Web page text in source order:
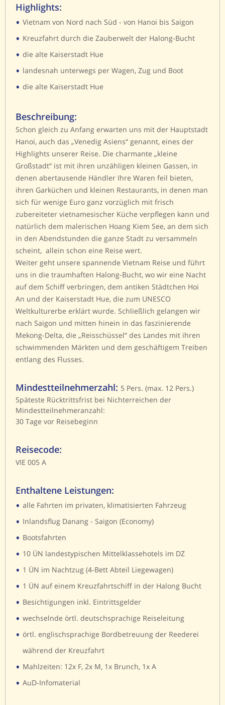
Highlights:
• Vietnam von Nord nach Süd - von Hanoi bis Saigon
• Kreuzfahrt durch die Zauberwelt der Halong-Bucht
• die alte Kaiserstadt Hue
• landesnah unterwegs per Wagen, Zug und Boot
• die alte Kaiserstadt Hue
Beschreibung:
Schon gleich zu Anfang erwarten uns mit der Hauptstadt
Hanoi, auch das „Venedig Asiens“ genannt, eines der
Highlights unserer Reise. Die charmante „kleine
Großstadt“ ist mit ihren unzähligen kleinen Gassen, in
denen abertausende Händler Ihre Waren feil bieten,
ihren Garküchen und kleinen Restaurants, in denen man
sich für wenige Euro ganz vorzüglich mit frisch
zubereiteter vietnamesischer Küche verpflegen kann und
natürlich dem malerischen Hoang Kiem See, an dem sich
in den Abendstunden die ganze Stadt zu versammeln
scheint, allein schon eine Reise wert.
Weiter geht unsere spannende Vietnam Reise und führt
uns in die traumhaften Halong-Bucht, wo wir eine Nacht
auf dem Schiff verbringen, dem antiken Städtchen Hoi
An und der Kaiserstadt Hue, die zum UNESCO
Weltkulturerbe erklärt wurde. Schließlich gelangen wir
nach Saigon und mitten hinein in das faszinierende
Mekong-Delta, die „Reisschüssel“ des Landes mit ihren
schwimmenden Märkten und dem geschäftigem Treiben
entlang des Flusses.
Mindestteilnehmerzahl: 5 Pers. (max. 12 Pers.)
Späteste Rücktrittsfrist bei Nichterreichen der
Mindestteilnehmeranzahl:
30 Tage vor Reisebeginn
Reisecode:
VIE 005 A
Enthaltene Leistungen:
• alle Fahrten im privaten, klimatisierten Fahrzeug
• Inlandsflug Danang - Saigon (Economy)
• Bootsfahrten
• 10 ÜN landestypischen Mittelklassehotels im DZ
• 1 ÜN im Nachtzug (4-Bett Abteil Liegewagen)
• 1 ÜN auf einem Kreuzfahrtschiff in der Halong Bucht
• Besichtigungen inkl. Eintrittsgelder
• wechselnde örtl. deutschsprachige Reiseleitung
• örtl. englischsprachige Bordbetreuung der Reederei
während der Kreuzfahrt
• Mahlzeiten: 12x F, 2x M, 1x Brunch, 1x A
• AuD-Infomaterial